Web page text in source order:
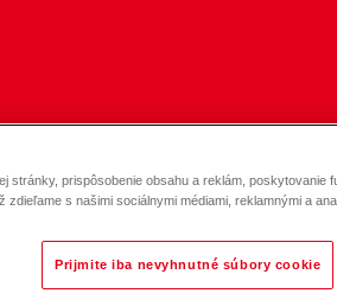
R7 DN 32-65
stránky, prispôsobenie obsahu a reklám, poskytovanie
s našimi sociálnymi médiami, reklamnými a
Prijmite iba nevyhnutné súbory cookie